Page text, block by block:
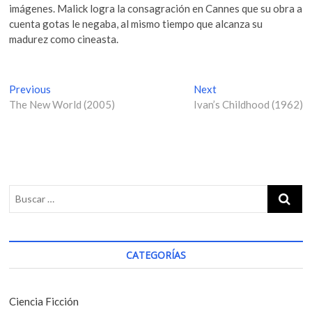
imágenes. Malick logra la consagración en Cannes que su obra a
cuenta gotas le negaba, al mismo tiempo que alcanza su
madurez como cineasta.
N
a
g
a
i
ó
n
Previous
r
p
s
:
The New World (2005)
NextN
e
:
Ivan’s Childhood (1962)
CATEGORÍAS
Ciencia Ficción